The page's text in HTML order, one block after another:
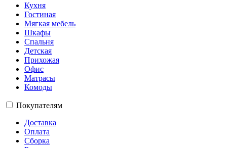
Кухня
Гостиная
Мягкая мебель
Шкафы
Спальня
Детская
Прихожая
Офис
Матрасы
Комоды
Покупателям
Доставка
Оплата
Сборка